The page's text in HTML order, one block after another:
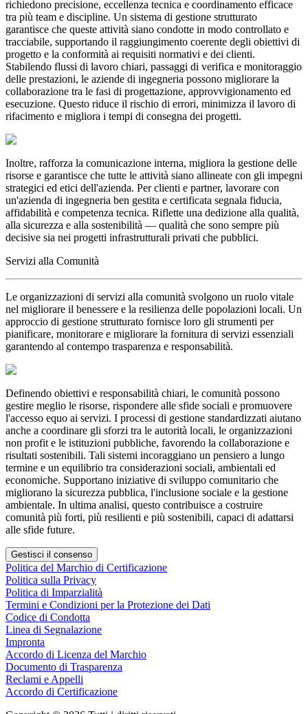
richiedono precisione, eccellenza tecnica e coordinamento efficace
tra più team e discipline. Un sistema di gestione strutturato
garantisce che queste attività siano condotte in modo controllato e
tracciabile, supportando il raggiungimento coerente degli obiettivi di
progetto e la conformità ai requisiti normativi e dei clienti.
Stabilendo flussi di lavoro chiari, passaggi di verifica e monitoraggio
delle prestazioni, le aziende di ingegneria possono migliorare la
collaborazione tra le fasi di progettazione, approvvigionamento ed
esecuzione. Questo riduce il rischio di errori, minimizza il lavoro di
rifacimento e migliora i tempi di consegna dei progetti.
Inoltre, rafforza la comunicazione interna, migliora la gestione delle
risorse e garantisce che tutte le attività siano allineate con gli impegni
strategici ed etici dell'azienda. Per clienti e partner, lavorare con
un'azienda di ingegneria ben gestita e certificata segnala fiducia,
affidabilità e competenza tecnica. Riflette una dedizione alla qualità,
alla sicurezza e alla sostenibilità — qualità che sono sempre più
decisive sia nei progetti infrastrutturali privati che pubblici.
Servizi alla Comunità
Le organizzazioni di servizi alla comunità svolgono un ruolo vitale
nel migliorare il benessere e la resilienza delle popolazioni locali. Un
approccio di gestione strutturato fornisce loro gli strumenti per
pianificare, monitorare e migliorare la fornitura di servizi essenziali
garantendo al contempo trasparenza e responsabilità.
Definendo obiettivi e responsabilità chiari, le comunità possono
gestire meglio le risorse, rispondere alle sfide sociali e promuovere
l'accesso equo ai servizi. I processi di gestione standardizzati aiutano
anche a coordinare gli sforzi tra le autorità locali, le organizzazioni
non profit e le istituzioni pubbliche, favorendo la collaborazione e
risultati sostenibili. Tali sistemi incoraggiano un pensiero a lungo
termine e un equilibrio tra considerazioni sociali, ambientali ed
economiche. Supportano iniziative di sviluppo comunitario che
migliorano la sicurezza pubblica, l'inclusione sociale e la gestione
ambientale. In ultima analisi, questo contribuisce a costruire
comunità più forti, più resilienti e più sostenibili, capaci di adattarsi
alle sfide future.
Gestisci il consenso
Politica del Marchio di Certificazione
Politica sulla Privacy
Politica di Imparzialità
Termini e Condizioni per la Protezione dei Dati
Codice di Condotta
Linea di Segnalazione
Impronta
Accordo di Licenza del Marchio
Documento di Trasparenza
Reclami e Appelli
Accordo di Certificazione